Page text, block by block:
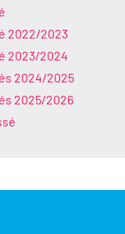
2022/2023
2023/2024
2024/2025
2025/2026